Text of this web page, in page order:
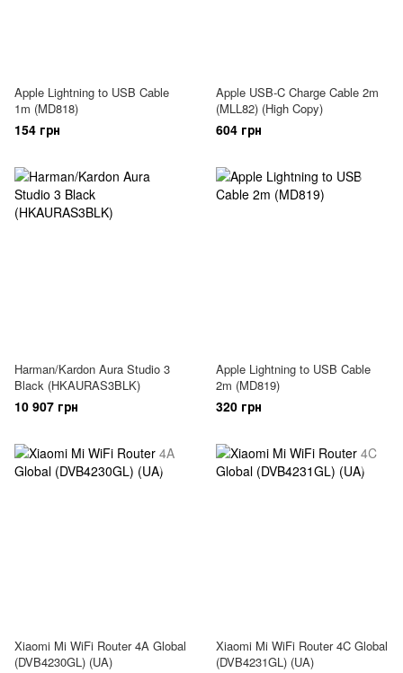
Apple Lightning to USB Cable
1m (MD818)
154 грн
Apple USB-C Charge Cable 2m
(MLL82) (High Copy)
604 грн
Harman/Kardon Aura Studio 3
Black (HKAURAS3BLK)
10 907 грн
Apple Lightning to USB Cable
2m (MD819)
320 грн
Xiaomi Mi WiFi Router 4A Global
(DVB4230GL) (UA)
Xiaomi Mi WiFi Router 4C Global
(DVB4231GL) (UA)